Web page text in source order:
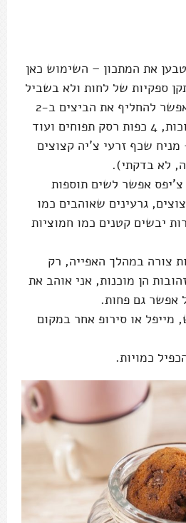
את המתכון – השימוש כאן
ספקיות של לחות ולא בשביל
אווריריות, ולכן אפשר להחליף את הביצים ב-2
בננות קטנות מעוכות, 4 כפות רסק תפוחים ועוד
שכף זרעי צ'יה קצוצים
לא בדקתי).
אפשר לשים תוספות
גרעינים שאוהבים כמו
יבשים קטנים כמו חמוציות
צורה במהלך האפייה, רק
הן מוכנות, אני אוהב את
אפשר גם פחות.
או סירופ אחר במקום
כמויות.